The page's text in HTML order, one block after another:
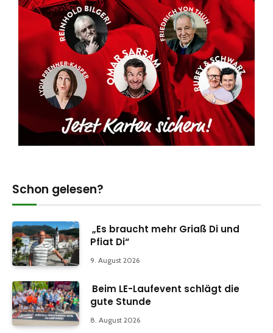
Schon gelesen?
„Es braucht mehr Griaß Di und
Pfiat Di“
9. August 2026
Beim LE-Laufevent schlägt die
gute Stunde
8. August 2026